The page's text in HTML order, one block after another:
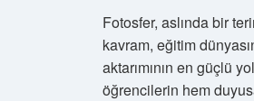
Fotosfer, aslında bir
kavram, eğitim
aktarımının en güçlü
öğrencilerin hem